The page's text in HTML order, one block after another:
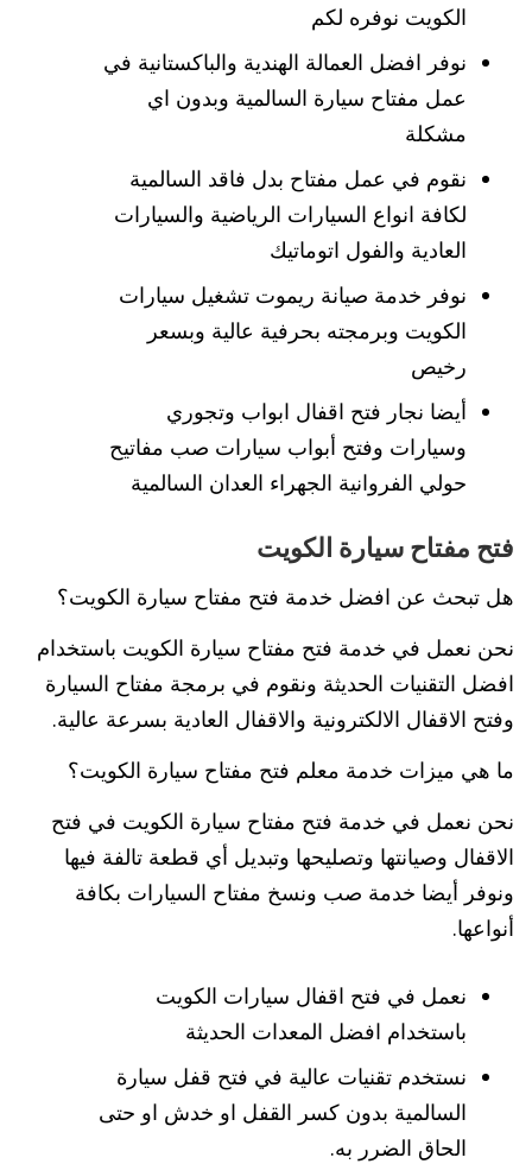
الكويت نوفره لكم
نوفر افضل العمالة الهندية والباكستانية في
عمل مفتاح سيارة السالمية وبدون اي
مشكلة
نقوم في عمل مفتاح بدل فاقد السالمية
لكافة انواع السيارات الرياضية والسيارات
العادية والفول اتوماتيك
نوفر خدمة صيانة ريموت تشغيل سيارات
الكويت وبرمجته بحرفية عالية وبسعر
رخيص
أيضا نجار فتح اقفال ابواب وتجوري
وسيارات وفتح أبواب سيارات صب مفاتيح
حولي الفروانية الجهراء العدان السالمية
فتح مفتاح سيارة الكويت
هل تبحث عن افضل خدمة فتح مفتاح سيارة الكويت؟
نحن نعمل في خدمة فتح مفتاح سيارة الكويت باستخدام
افضل التقنيات الحديثة ونقوم في برمجة مفتاح السيارة
وفتح الاقفال الالكترونية والاقفال العادية بسرعة عالية.
ما هي ميزات خدمة معلم فتح مفتاح سيارة الكويت؟
نحن نعمل في خدمة فتح مفتاح سيارة الكويت في فتح
الاقفال وصيانتها وتصليحها وتبديل أي قطعة تالفة فيها
ونوفر أيضا خدمة صب ونسخ مفتاح السيارات بكافة
أنواعها.
نعمل في فتح اقفال سيارات الكويت
باستخدام افضل المعدات الحديثة
نستخدم تقنيات عالية في فتح قفل سيارة
السالمية بدون كسر القفل او خدش او حتى
الحاق الضرر به.